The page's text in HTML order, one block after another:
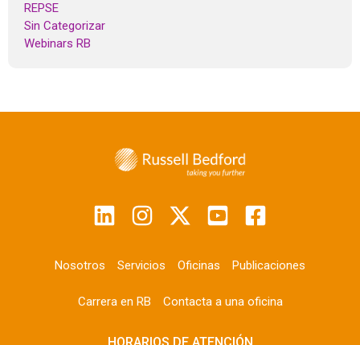
REPSE
Sin Categorizar
Webinars RB
Nosotros Servicios Oficinas Publicaciones
Carrera en RB Contacta a una oficina